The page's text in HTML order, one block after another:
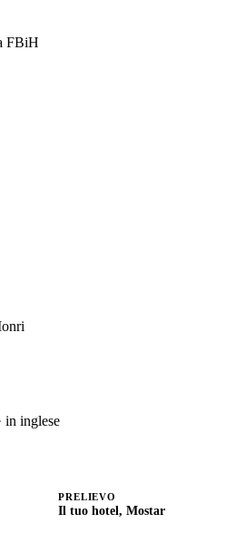
FBiH
in inglese
PRELIEVO
Il tuo hotel, Mostar